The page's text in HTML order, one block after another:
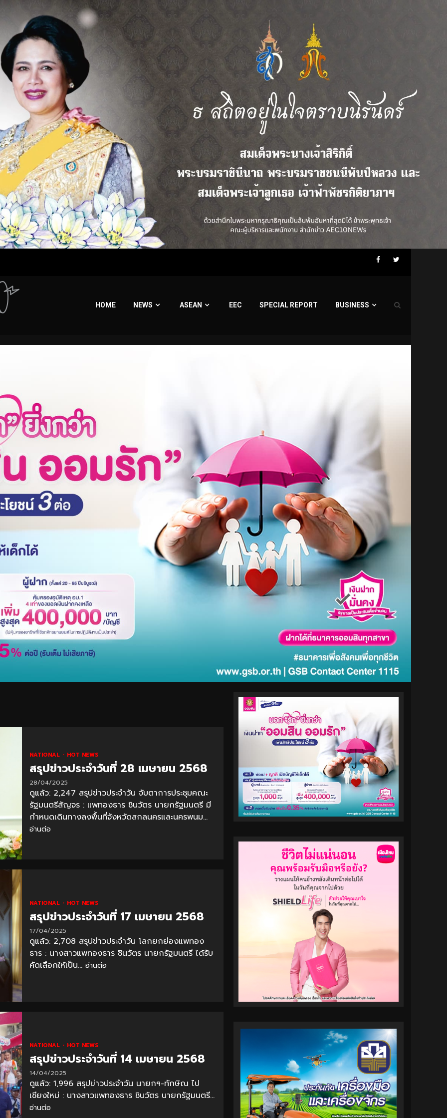
Facebook
Twitter
HOME NEWS ASEAN EEC SPECIAL REPORT BUSINESS
NATIONAL HOT NEWS
สรุปข่าวประจำวันที่ 28 เมษายน 2568
28/04/2025
ดูแล้ว: 2,247 สรุปข่าวประจำวัน จับตาการประชุมคณะ
รัฐมนตรีสัญจร : แพทองธาร ชินวัตร นายกรัฐมนตรี มี
กำหนดเดินทางลงพื้นที่จังหวัดสกลนครและนครพนม...
อ่านต่อ
NATIONAL HOT NEWS
สรุปข่าวประจำวันที่ 17 เมษายน 2568
17/04/2025
ดูแล้ว: 2,708 สรุปข่าวประจำวัน โลกยกย่องแพทอง
ธาร : นางสาวแพทองธาร ชินวัตร นายกรัฐมนตรี ได้รับ
คัดเลือกให้เป็น... อ่านต่อ
NATIONAL HOT NEWS
สรุปข่าวประจำวันที่ 14 เมษายน 2568
14/04/2025
ดูแล้ว: 1,996 สรุปข่าวประจำวัน นายกฯ-ทักษิณ ไป
เชียงใหม่ : นางสาวแพทองธาร ชินวัตร นายกรัฐมนตรี...
อ่านต่อ